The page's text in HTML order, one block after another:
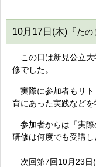
10月17日(木)『たの
この日は新見公立大
修でした。
実際に参加者もリト
育にあった実践など
参加者からは「実際
研修は何度でも受講し
次回第7回10月23日